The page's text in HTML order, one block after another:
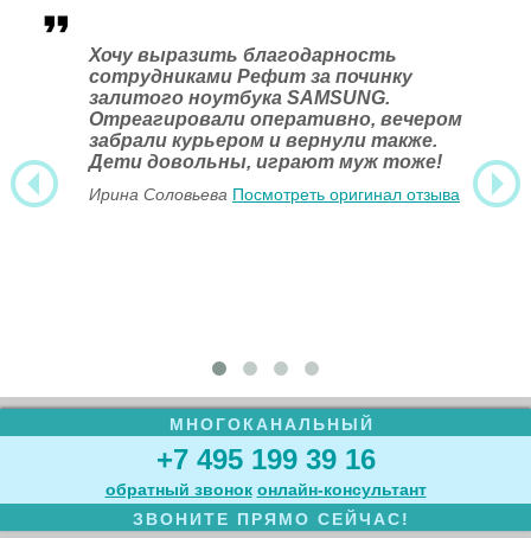
Хочу выразить благодарность
сотрудниками Рефит за починку
залитого ноутбука SAMSUNG.
Отреагировали оперативно, вечером
забрали курьером и вернули также.
Дети довольны, играют муж тоже!
Ирина Соловьева Посмотреть оригинал отзыва
МНОГОКАНАЛЬНЫЙ
+7 495 199 39 16
обратный звонок онлайн‑консультант
ЗВОНИТЕ ПРЯМО СЕЙЧАС!